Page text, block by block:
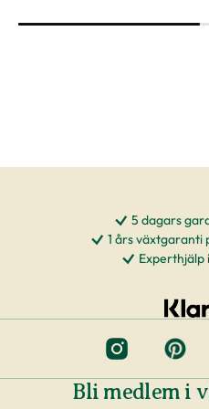
Att tänka på
angivit eller ser ut som
inte som en skälig
Om du beställer
postombud (externa
5 dagars
1 års
Experthjälp
Bli medlem i